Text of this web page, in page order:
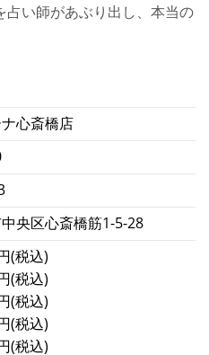
い師があぶり出し、本当の
心斎橋店
央区心斎橋筋1-5-28
(税込)
(税込)
(税込)
(税込)
(税込)